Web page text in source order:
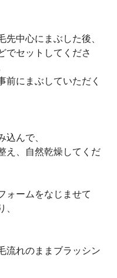
中心にまぶした後、
でセットしてくださ
前にまぶしていただく
込んで、
え、自然乾燥してくだ
ォームをなじませて
、
流れのままブラッシン